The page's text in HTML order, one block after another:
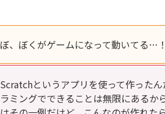
ぼ、ぼくがゲームになって動いてる…
Scratchというアプリを使って作った
ラミングでできることは無限にあるか